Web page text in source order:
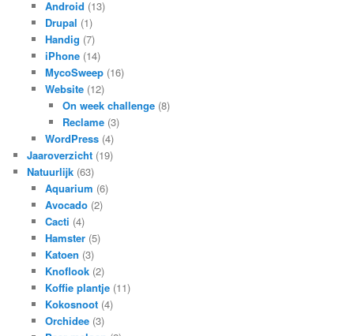
Android (13)
Drupal (1)
Handig (7)
iPhone(14)
MycoSweep(16)
Website(12)
On week challenge (8)
Reclame (3)
WordPress(4)
Jaaroverzicht (19)
Natuurlijk (63)
Aquarium (6)
Avocado(2)
Cacti (4)
Hamster(5)
Katoen (3)
Knoflook(2)
Koffie plantje(11)
Kokosnoot(4)
Orchidee(3)